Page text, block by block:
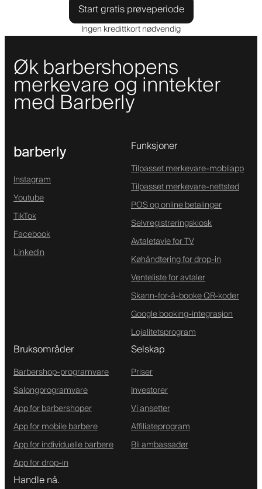
Start gratis prøveperiode
Ingen kredittkort nødvendig
Øk barbershopens
merkevare og inntekter
med Barberly
barberly
Instagram
Youtube
TikTok
Facebook
Linkedin
Funksjoner
Tilpasset merkevare-mobilapp
Tilpasset merkevare-nettsted
POS og online betalinger
Selvregistreringskiosk
Avtaletavle for TV
Køhåndtering for drop-in
Venteliste for avtaler
Skann-for-å-booke QR-koder
Google booking-integrasjon
Lojalitetsprogram
Bruksområder
Barbershop-programvare
Salongprogramvare
App for barbershoper
App for mobile barbere
App for individuelle barbere
App for drop-in
Selskap
Priser
Investorer
Vi ansetter
Affiliateprogram
Bli ambassadør
Handle nå.